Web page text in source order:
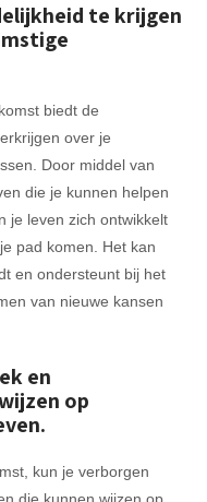
te krijgen
biedt de
over je
Door middel van
die je kunnen helpen
je leven zich ontwikkelt
pad komen. Het kan
en ondersteunt bij het
van nieuwe kansen
en
op
kun je verborgen